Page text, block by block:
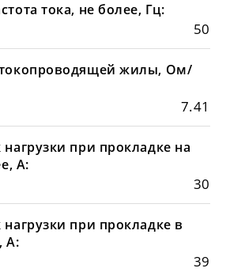
тока, не более, Гц:
50
жилы, Ом/
7.41
при прокладке на
А:
30
при прокладке в
А:
39